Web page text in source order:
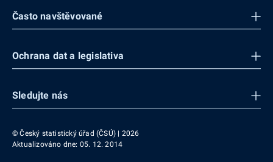
Často navštěvované
Ochrana dat a legislativa
Sledujte nás
© Český statistický úřad (ČSÚ) | 2026
Aktualizováno dne: 05. 12. 2014